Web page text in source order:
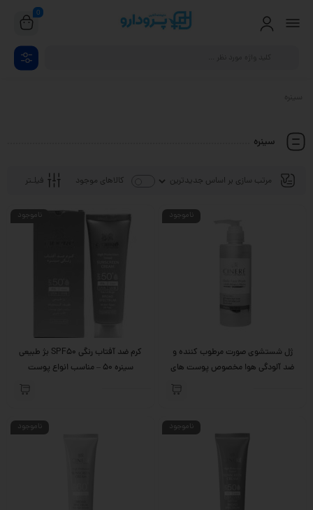
0
سینره
سینره
فیلـتر کالاهای موجود
ناموجود
ژل شستشوی صورت مرطوب کننده و
ضد آلودگی هوا مخصوص پوست های
ناموجود
کرم ضد آفتاب رنگی SPF50 بژ طبیعی
سینره 50 – مناسب انواع پوست
ناموجود ناموجود